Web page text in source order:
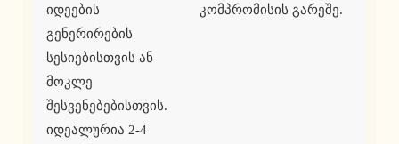
იდეების
გენერირების
სესიებისთვის ან
მოკლე
შესვენებებისთვის.
იდეალურია 2-4
კომპრომისის გარეშე.